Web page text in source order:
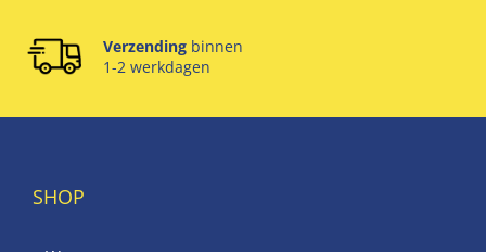
Verzending binnen
1-2 werkdagen
SHOP